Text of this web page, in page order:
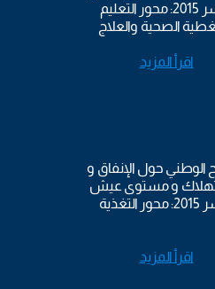
الأسر 2015: محور التعليم
الصحية والعلاج
اقرأ المزيد
الوطني حول الإنفاق و
و مستوى عيش
اقرأ المزيد